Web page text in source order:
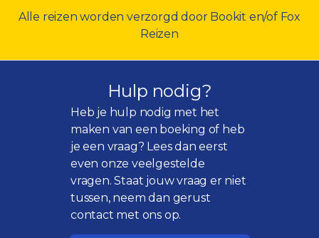
Alle reizen worden verzorgd door Bookit en/of Fox
Reizen
Hulp nodig?
Heb je hulp nodig met het
maken van een boeking of heb
je een vraag? Lees dan eerst
even onzeveelgestelde
vragen. Staat jouw vraag er niet
tussen, neem dan gerust
contact met ons op.